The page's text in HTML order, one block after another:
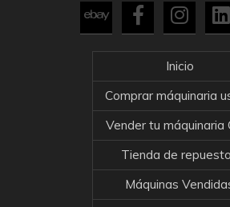
Inicio
Comprar máquinaria
Vender tu máquinaria
Tienda de
Máquinas